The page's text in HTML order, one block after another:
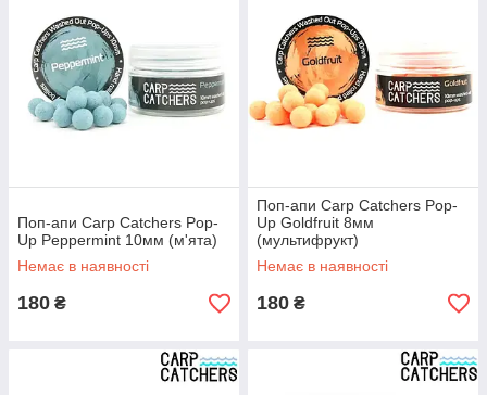
Поп-апи Carp Catchers Pop-
Up Peppermint 10мм (м'ята)
Немає в наявності
180 ₴
Поп-апи Carp Catchers Pop-
Up Goldfruit 8мм
(мультифрукт)
Немає в наявності
180 ₴